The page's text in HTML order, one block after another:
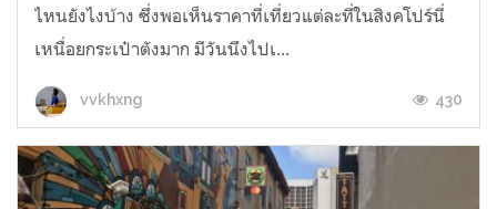
ไหนยังไงบ้าง ซึ่งพอเห็นราคาที่เที่ยวแต่ละที่ในสิงคโปร์นี่
เหนื่อยกระเป๋าตังมาก มีวันนึงไปเ...
vvkhxng 430